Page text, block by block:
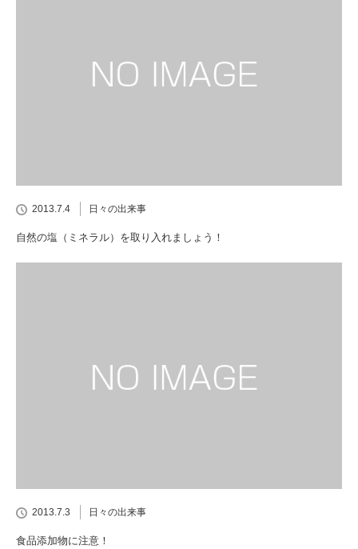
2013.7.4 日々の出来事
自然の塩（ミネラル）を取り入れましょう！
2013.7.3 日々の出来事
食品添加物に注意！